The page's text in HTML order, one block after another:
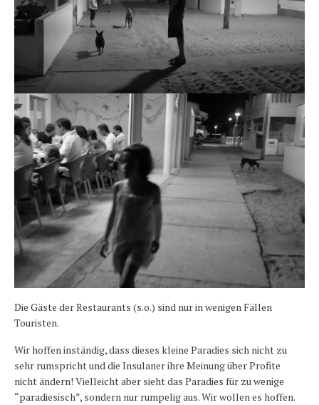
Die Gäste der Restaurants (s.o.) sind nur in wenigen Fällen
Touristen.
Wir hoffen inständig, dass dieses kleine Paradies sich nicht zu
sehr rumspricht und die Insulaner ihre Meinung über Profite
nicht ändern! Vielleicht aber sieht das Paradies für zu wenige
“paradiesisch”, sondern nur rumpelig aus. Wir wollen es hoffen.